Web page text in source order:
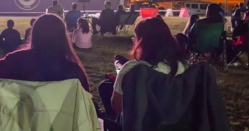
Çanakkale
Çankırı
Çorum
Denizli